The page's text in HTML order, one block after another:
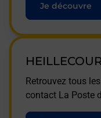
Je découvre
Retrouvez tous
contact La Poste